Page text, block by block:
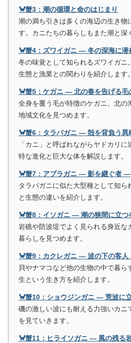
🦀蟹3：潮の循環と命のはじまり
潮の満ち引きは多くの海辺の生き物
す。カニたちの暮らしもまた潮と深
🦀蟹4：ズワイガニ ― 冬の深海に
冬の味覚として知られるズワイガニ
生態と漁業との関わりを紹介します。
🦀蟹5：ケガニ ― 北の春を告げる
全身を覆う毛が特徴のケガニ。北の
地域文化を見つめます。
🦀蟹6：タラバガニ ― 殻を背負う
「カニ」と呼ばれながらヤドカリ
特な進化と巨大な体を解説します。
🦀蟹7：アブラガニ ― 影を継ぐ者 ―
タラバガニに似た大型種として知ら
と生態の違いを紹介します。
🦀蟹8：イソガニ ― 潮の狭間に立
岩礁や防波堤でよく見られる身近な
暮らしを見つめます。
🦀蟹9：カクレガニ ― 波の下の客
貝やナマコなど他の生物の中で暮ら
生という生き方を紹介します。
🦀蟹10：ショウジンガニ ― 荒波に
磯の激しい波にも耐える力強いカニ
を見ていきます。
🦀蟹11：ヒライソガニ ― 風の残る